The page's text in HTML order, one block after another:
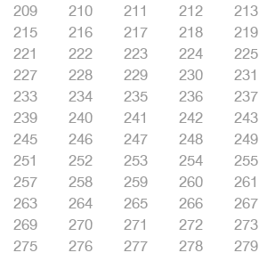
209
210 211 212 213
215
216 217 218 219
221
222 223 224 225
227
228 229 230 231
233
234 235 236 237
239
240 241 242 243
245
246 247 248 249
251
252 253 254 255
257
258 259 260 261
263
264 265 266 267
269
270 271 272 273
275
276 277 278 279